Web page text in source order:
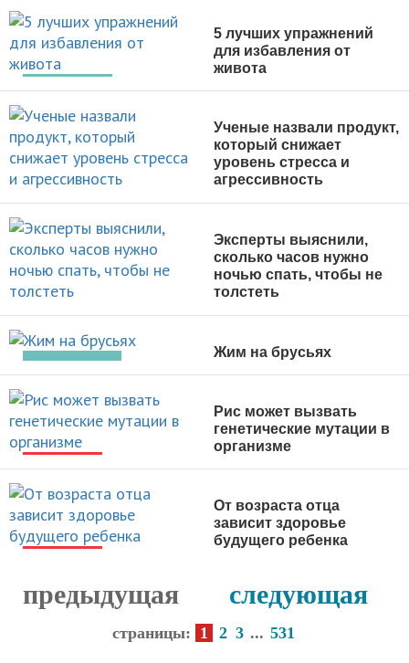
ПОХУДЕНИЕ
5 лучших упражнений
для избавления от
живота
НОВОСТИ
Ученые назвали продукт,
который снижает
уровень стресса и
агрессивность
НОВОСТИ
Эксперты выяснили,
сколько часов нужно
ночью спать, чтобы не
толстеть
Жим на брусьях
НОВОСТИ
Рис может вызвать
генетические мутации в
организме
От возраста отца
зависит здоровье
будущего ребенка
предыдущая следующая
страницы: 1 2 3 ... 531